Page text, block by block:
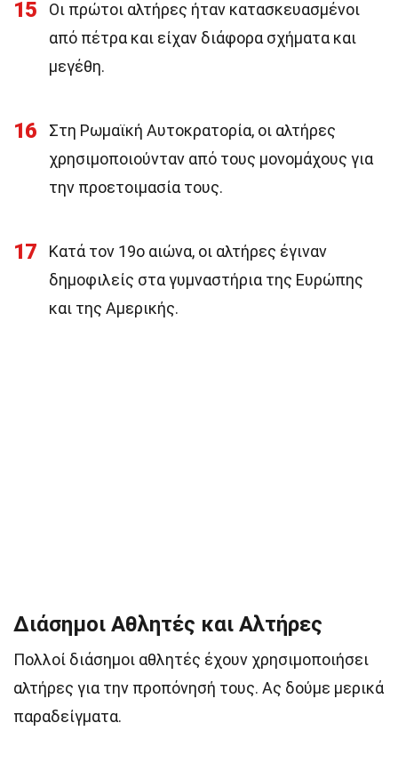
15
Οι πρώτοι αλτήρες ήταν κατασκευασμένοι
από πέτρα και είχαν διάφορα σχήματα και
μεγέθη.
16
Στη Ρωμαϊκή Αυτοκρατορία, οι αλτήρες
χρησιμοποιούνταν από τους μονομάχους για
την προετοιμασία τους.
17
Κατά τον 19ο αιώνα, οι αλτήρες έγιναν
δημοφιλείς στα γυμναστήρια της Ευρώπης
και της Αμερικής.
Διάσημοι Αθλητές και Αλτήρες
Πολλοί διάσημοι αθλητές έχουν χρησιμοποιήσει
αλτήρες για την προπόνησή τους. Ας δούμε μερικά
παραδείγματα.